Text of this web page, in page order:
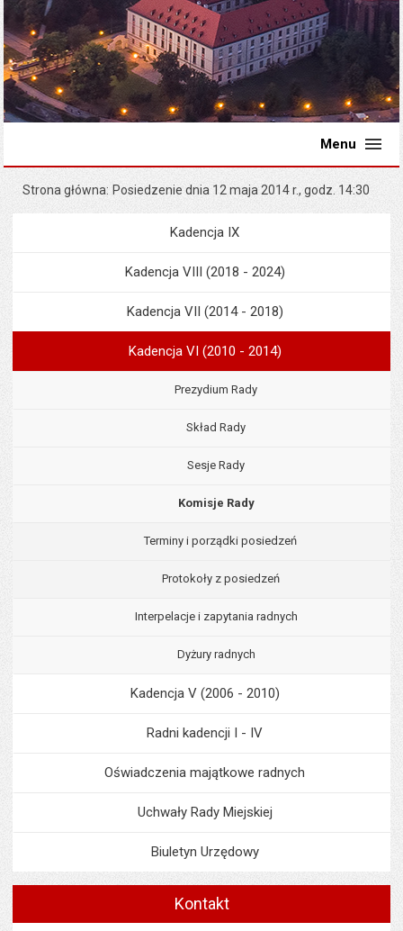
Menu
Strona główna Posiedzenie dnia 12 maja 2014 r., godz. 14:30
Menu
Kadencja IX
Kadencja VIII (2018 - 2024)
Kadencja VII (2014 - 2018)
Kadencja VI (2010 - 2014)
Prezydium Rady
Skład Rady
Sesje Rady
Komisje Rady
Terminy i porządki posiedzeń
Protokoły z posiedzeń
Interpelacje i zapytania radnych
Dyżury radnych
Kadencja V (2006 - 2010)
Radni kadencji I - IV
Oświadczenia majątkowe radnych
Uchwały Rady Miejskiej
Biuletyn Urzędowy
Kontakt